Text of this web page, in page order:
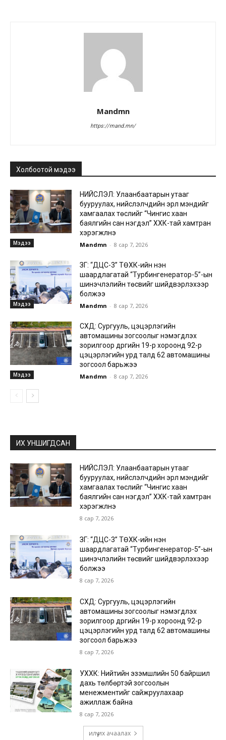
Mandmn
https://mand.mn/
Холбоотой мэдээ
Мэдээ
НИЙСЛЭЛ: Улаанбаатарын утааг
бууруулах, нийслэлчүүдийн эрүүл мэндийг
хамгаалах төслийг “Чингис хаан
баялгийн сан нэгдэл” ХХК-тай хамтран
хэрэгжүүлнэ
Mandmn - 8 сар 7, 2026
Мэдээ
ЗГ: “ДЦС-3” ТӨХК-ийн нэн
шаардлагатай “Турбингенератор-5”-ын
шинэчлэлийн төсвийг шийдвэрлэхээр
болжээ
Mandmn - 8 сар 7, 2026
Мэдээ
СХД: Сургууль, цэцэрлэгийн
автомашины зогсоолыг нэмэгдүүлэх
зорилгоор дүүргийн 19-р хороонд 92-р
цэцэрлэгийн урд талд 62 автомашины
зогсоол барьжээ
Mandmn - 8 сар 7, 2026
ИХ УНШИГДСАН
НИЙСЛЭЛ: Улаанбаатарын утааг
бууруулах, нийслэлчүүдийн эрүүл мэндийг
хамгаалах төслийг “Чингис хаан
баялгийн сан нэгдэл” ХХК-тай хамтран
хэрэгжүүлнэ
8 сар 7, 2026
ЗГ: “ДЦС-3” ТӨХК-ийн нэн
шаардлагатай “Турбингенератор-5”-ын
шинэчлэлийн төсвийг шийдвэрлэхээр
болжээ
8 сар 7, 2026
СХД: Сургууль, цэцэрлэгийн
автомашины зогсоолыг нэмэгдүүлэх
зорилгоор дүүргийн 19-р хороонд 92-р
цэцэрлэгийн урд талд 62 автомашины
зогсоол барьжээ
8 сар 7, 2026
УХХК: Нийтийн эзэмшлийн 50 байршил
дахь төлбөртэй зогсоолын
менежментийг сайжруулахаар
ажиллаж байна
8 сар 7, 2026
илүү их ачаалах